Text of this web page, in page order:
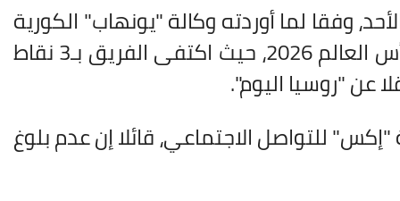
وفقا لما أوردته وكالة "يونهاب" الكورية
الجنوبية، وذلك في أعقاب الأداء المخيب للمنتخب في كأس العالم 2026، حيث اكتفى الفريق بـ3 نقاط
عن "روسيا اليوم".
للتواصل الاجتماعي، قائلا إن عدم بلوغ